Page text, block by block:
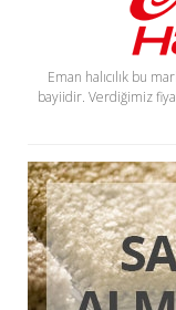
Eman halıcılık bu
bayiidir. Verdiğimiz